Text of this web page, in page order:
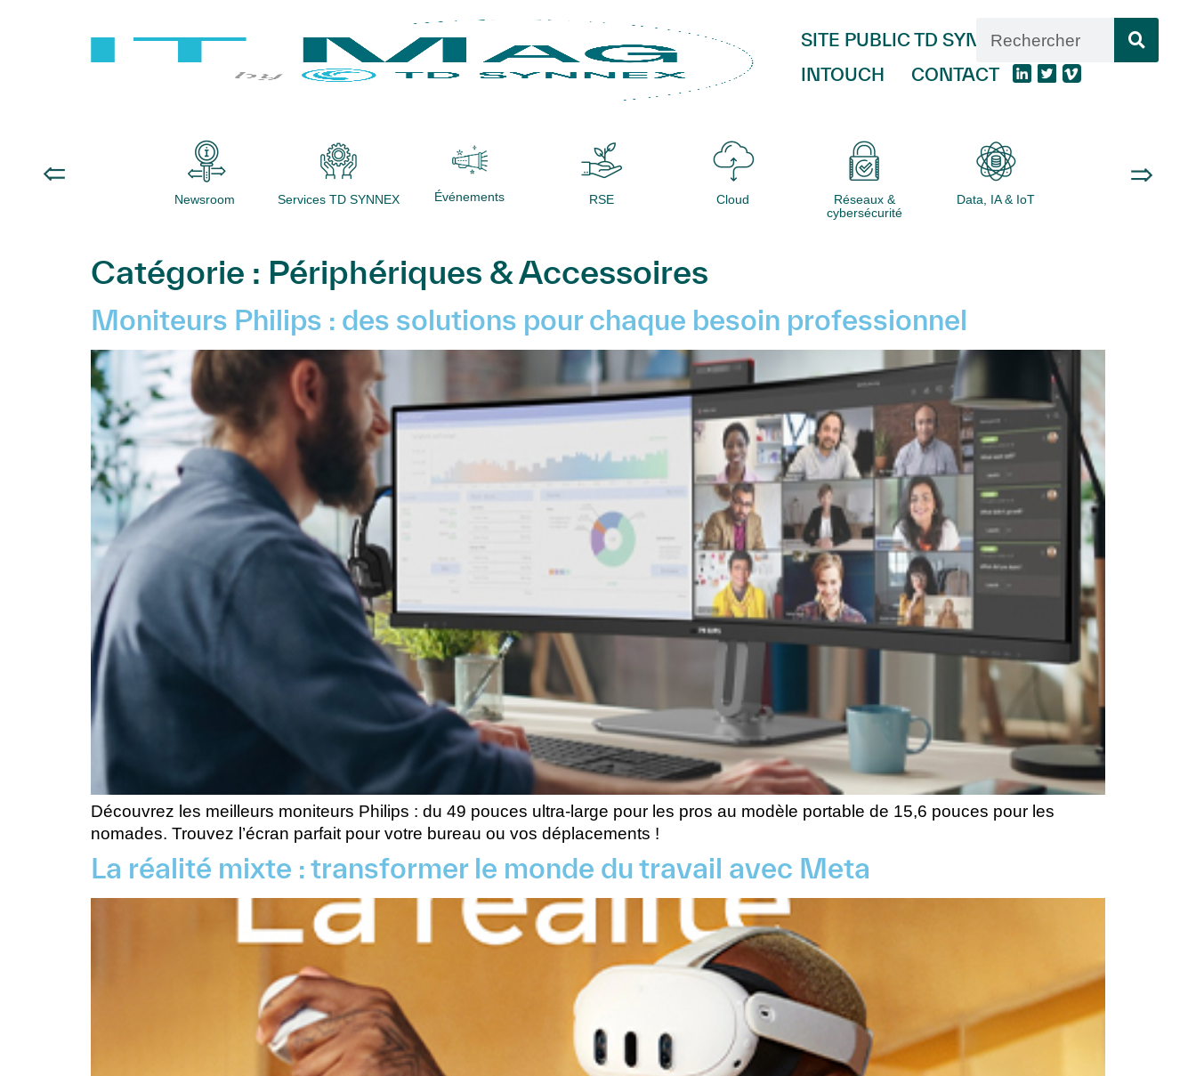
SITE PUBLIC TD SYNNEX
INTOUCH
CONTACT
Newsroom Services TD SYNNEX Événements RSE Cloud
Réseaux &
cybersécurité
Data, IA & IoT
Catégorie : Périphériques & Accessoires
Moniteurs Philips : des solutions pour chaque besoin professionnel
Découvrez les meilleurs moniteurs Philips : du 49 pouces ultra-large pour les pros au modèle portable de 15,6 pouces pour les
nomades. Trouvez l’écran parfait pour votre bureau ou vos déplacements !
La réalité mixte : transformer le monde du travail avec Meta